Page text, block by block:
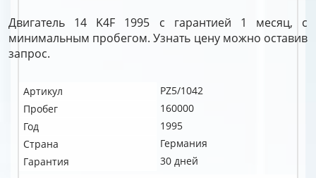
Двигатель 14 K4F 1995 с гарантией 1 месяц, с
минимальным пробегом. Узнать цену можно оставив
запрос.
Артикул
PZ5/1042
Пробег
160000
Год
1995
Страна
Германия
Гарантия
30 дней